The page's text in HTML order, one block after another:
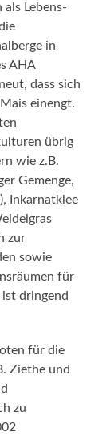
als Lebens-
in
AHA
dass sich
einengt.
übrig
wie z.B.
Gemenge,
Inkarnatklee
zur
sowie
für
dringend
für die
Ziethe und
zu